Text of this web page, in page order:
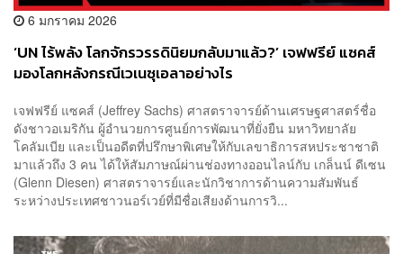
6 มกราคม 2026
‘UN ไร้พลัง โลกจักรวรรดินิยมกลับมาแล้ว?’ เจฟฟรีย์ แซคส์
มองโลกหลังกรณีเวเนซุเอลาอย่างไร
เจฟฟรีย์ แซคส์ (Jeffrey Sachs) ศาสตราจารย์ด้านเศรษฐศาสตร์ชื่อ
ดังชาวอเมริกัน ผู้อำนวยการศูนย์การพัฒนาที่ยั่งยืน มหาวิทยาลัย
โคลัมเบีย และเป็นอดีตที่ปรึกษาพิเศษให้กับเลขาธิการสหประชาชาติ
มาแล้วถึง 3 คน ได้ให้สัมภาษณ์ผ่านช่องทางออนไลน์กับ เกล็นน์ ดีเซน
(Glenn Diesen) ศาสตราจารย์และนักวิชาการด้านความสัมพันธ์
ระหว่างประเทศชาวนอร์เวย์ที่มีชื่อเสียงด้านการวิ...